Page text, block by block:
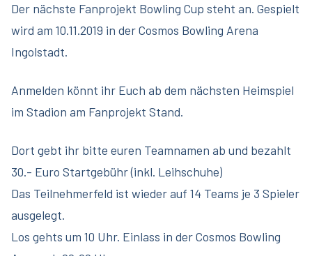
Der nächste Fanprojekt Bowling Cup steht an. Gespielt
wird am 10.11.2019 in der Cosmos Bowling Arena
Ingolstadt.
Anmelden könnt ihr Euch ab dem nächsten Heimspiel
im Stadion am Fanprojekt Stand.
Dort gebt ihr bitte euren Teamnamen ab und bezahlt
30.- Euro Startgebühr (inkl. Leihschuhe)
Das Teilnehmerfeld ist wieder auf 14 Teams je 3 Spieler
ausgelegt.
Los gehts um 10 Uhr. Einlass in der Cosmos Bowling